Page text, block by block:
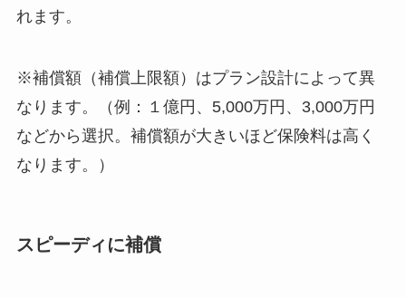
れます。
※補償額（補償上限額）はプラン設計によって異
なります。（例：１億円、5,000万円、3,000万円
などから選択。補償額が大きいほど保険料は高く
なります。）
スピーディに補償